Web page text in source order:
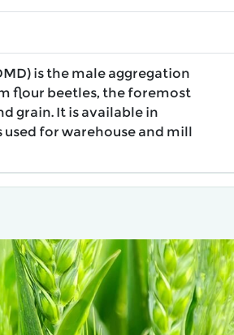
is the male aggregation
flour beetles, the foremost
grain. It is available in
for warehouse and mill